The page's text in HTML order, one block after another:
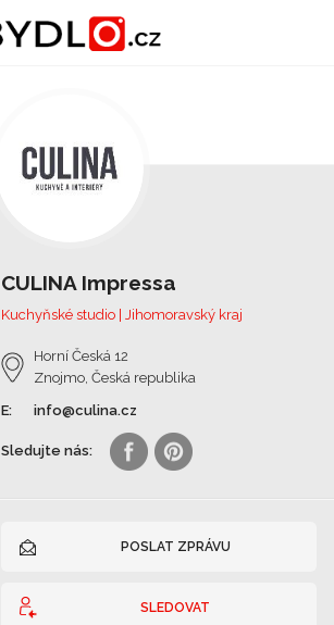
CULINA Impressa
Kuchyňské studio | Jihomoravský kraj
Horní Česká 12
Znojmo, Česká republika
E:
info@culina.cz
Sledujte nás:
POSLAT ZPRÁVU
SLEDOVAT